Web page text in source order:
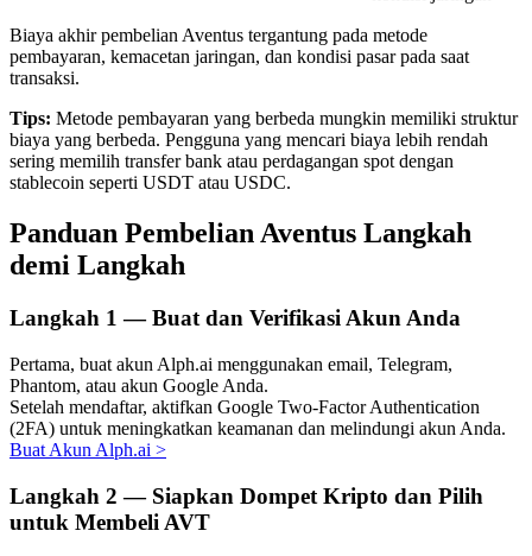
Pinjaman
Layanan pinjaman yang didukung Crypto
Investasi Otomatis
Raih keuntungan jangka panjang dan kepentingan fleksibel
Biaya akhir pembelian Aventus tergantung pada metode
pembayaran, kemacetan jaringan, dan kondisi pasar pada saat
transaksi.
Tips: Metode pembayaran yang berbeda mungkin memiliki struktur
biaya yang berbeda. Pengguna yang mencari biaya lebih rendah
sering memilih transfer bank atau perdagangan spot dengan
stablecoin seperti USDT atau USDC.
Panduan Pembelian Aventus Langkah
demi Langkah
Langkah 1 —Buat dan Verifikasi Akun Anda
Pertama, buat akun Alph.ai menggunakan email, Telegram,
Phantom, atau akun Google Anda.
Setelah mendaftar, aktifkan Google Two-Factor Authentication
(2FA) untuk meningkatkan keamanan dan melindungi akun Anda.
Buat Akun Alph.ai >
Langkah 2 — Siapkan Dompet Kripto dan Pilih
untuk Membeli AVT